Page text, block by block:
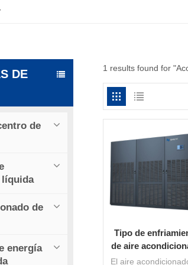
DE
de
de
energía
1 results found for
Tipo de
de aire
de unidad de
El aire